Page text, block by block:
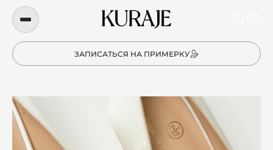
ЗАПИСАТЬСЯ НА ПРИМЕРКУ